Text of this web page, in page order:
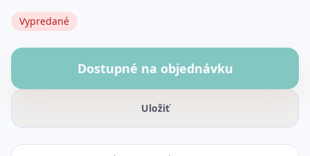
Vypredané
Dostupné na objednávku
Uložiť